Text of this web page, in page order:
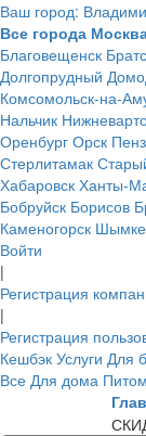
Ваш город:
Все города
Благовещенск
Долгопрудный
Комсомольск-на-
Нальчик
Оренбург Орск
Стерлитамак
Хабаровск Ханты-
Бобруйск Борисов
Каменогорск
Войти
|
Регистрация
|
Регистрация
Кешбэк Услуги Для
Все Для дома